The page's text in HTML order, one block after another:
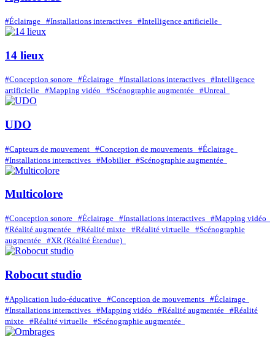
#Éclairage #Installations interactives #Intelligence artificielle
14 lieux
#Conception sonore #Éclairage #Installations interactives #Intelligence
artificielle #Mapping vidéo #Scénographie augmentée #Unreal
UDO
#Capteurs de mouvement #Conception de mouvements #Éclairage
#Installations interactives #Mobilier #Scénographie augmentée
Multicolore
#Conception sonore #Éclairage #Installations interactives #Mapping vidéo
#Réalité augmentée #Réalité mixte #Réalité virtuelle #Scénographie
augmentée #XR (Réalité Étendue)
Robocut studio
#Application ludo-éducative #Conception de mouvements #Éclairage
#Installations interactives #Mapping vidéo #Réalité augmentée #Réalité
mixte #Réalité virtuelle #Scénographie augmentée